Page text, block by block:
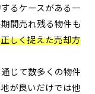
るケースがある一
間売れ残る物件も
しく捉えた売却方
じて数多くの物件
が良いだけでは他